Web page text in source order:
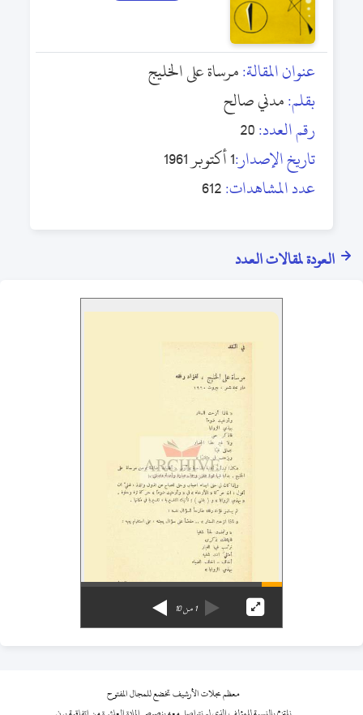
عنوان المقالة:مرساة على الخليج
بقلم:مدني صالح
رقم العدد:20
تاريخ الإصدار:1 أكتوبر 1961
عدد المشاهدات:612
العودة لمقالات العدد
1من10
معظم مجلات الأرشيف تخضع للمجال المفتوح